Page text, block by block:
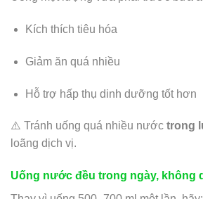
Kích thích tiêu hóa
Giảm ăn quá nhiều
Hỗ trợ hấp thụ dinh dưỡng tốt hơn
⚠️ Tránh uống quá nhiều nước trong
loãng dịch vị.
Uống nước đều trong ngày, không